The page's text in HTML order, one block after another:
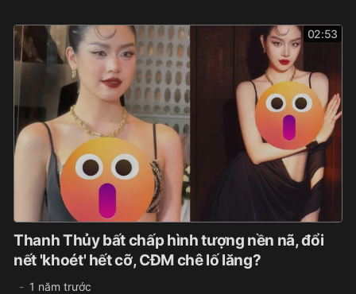
02:53
Thanh Thủy bất chấp hình tượng nền nã, đổi
nết 'khoét' hết cỡ, CĐM chê lố lăng?
1 năm trước